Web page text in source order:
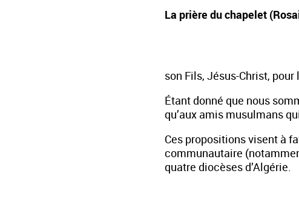
La prière du chapelet
son Fils, Jésus-Christ,
Étant donné que nous
qu’aux amis musulmans
Ces propositions visent à
communautaire
quatre diocèses d’Algérie.